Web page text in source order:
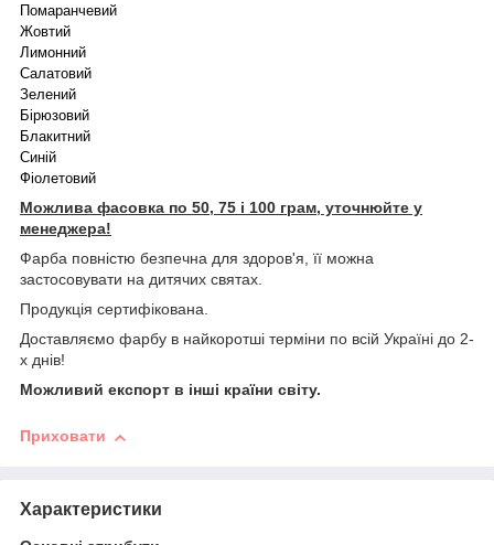
Помаранчевий
Жовтий
Лимонний
Салатовий
Зелений
Бірюзовий
Блакитний
Синій
Фіолетовий
Можлива фасовка по 50, 75 і 100 грам, уточнюйте у
менеджера!
Фарба повністю безпечна для здоров'я, її можна
застосовувати на дитячих святах.
Продукція сертифікована.
Доставляємо фарбу в найкоротші терміни по всій Україні до 2-
х днів!
Можливий експорт в інші країни світу.
Приховати
Характеристики